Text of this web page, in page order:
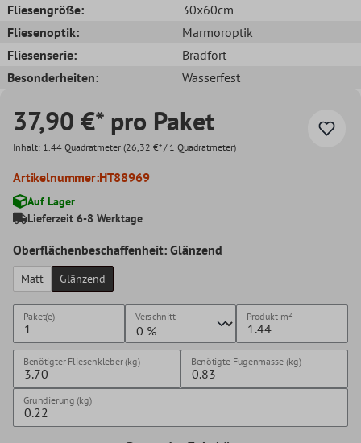
Fliesengröße:
30x60cm
Fliesenoptik:
Marmoroptik
Fliesenserie:
Bradfort
Besonderheiten:
Wasserfest
37,90 €* pro Paket
Inhalt: 1.44 Quadratmeter (26,32 €* / 1 Quadratmeter)
Artikelnummer:HT88969
Auf Lager
Lieferzeit 6-8 Werktage
Oberflächenbeschaffenheit: Glänzend
Matt Glänzend
Paket(e) Verschnitt Produkt m²
Benötigter Fliesenkleber (kg) Benötigte Fugenmasse (kg)
Grundierung (kg)